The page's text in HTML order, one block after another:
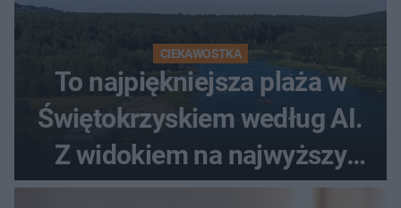
CIEKAWOSTKA
To najpiękniejsza plaża w
Świętokrzyskiem według AI.
Z widokiem na najwyższy
szczyt Gór Świętokrzyskich